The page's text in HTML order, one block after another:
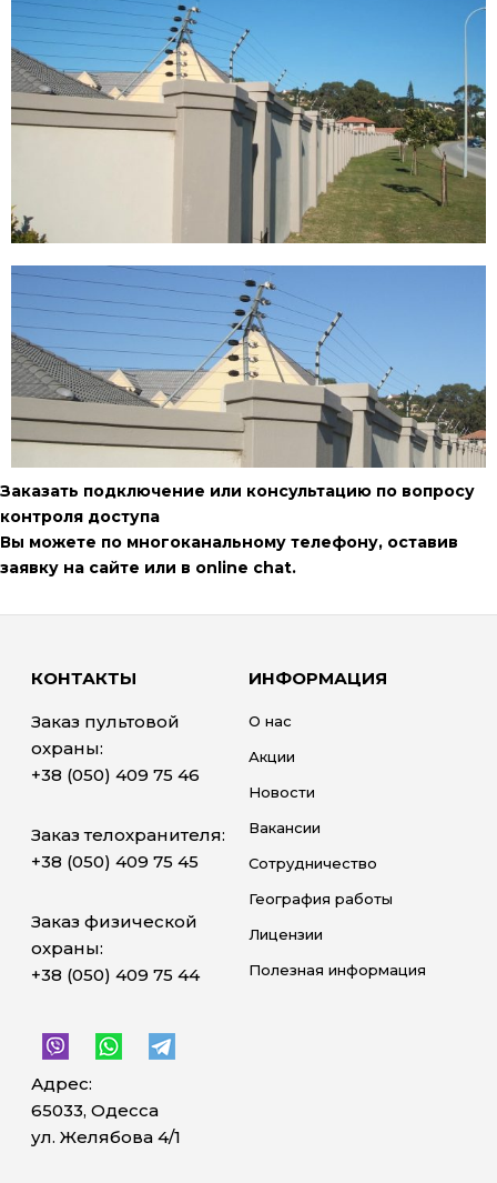
Заказать подключение или консультацию по вопросу
контроля доступа
Вы можете по многоканальному телефону, оставив
заявку на сайте или в online chat.
КОНТАКТЫ
Заказ пультовой
охраны:
+38 (050) 409 75 46
Заказ телохранителя:
+38 (050) 409 75 45
Заказ физической
охраны:
+38 (050) 409 75 44
Адрес:
65033, Одесса
ул. Желябова 4/1
ИНФОРМАЦИЯ
О нас
Акции
Новости
Вакансии
Сотрудничество
География работы
Лицензии
Полезная информация